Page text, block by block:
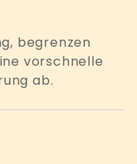
begrenzen
vorschnelle
ab.